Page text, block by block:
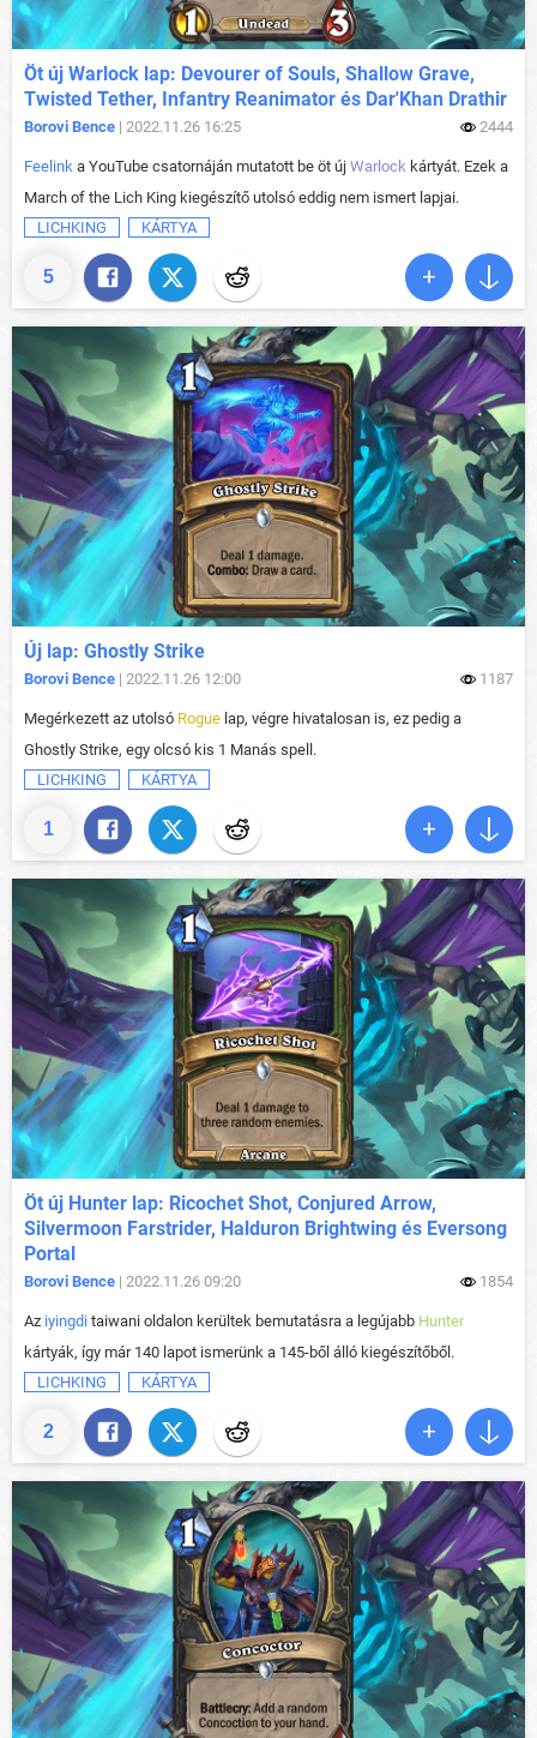
5
Öt új Warlock lap: Devourer of Souls, Shallow Grave,
Twisted Tether, Infantry Reanimator és Dar'Khan Drathir
Borovi Bence | 2022.11.26 16:25 2444
Feelink a YouTube csatornáján mutatott be öt új Warlock kártyát. Ezek a
March of the Lich King kiegészítő utolsó eddig nem ismert lapjai.
LICHKING
KÁRTYA
1
Új lap: Ghostly Strike
Borovi Bence | 2022.11.26 12:00 1187
Megérkezett az utolsó Rogue lap, végre hivatalosan is, ez pedig a
Ghostly Strike, egy olcsó kis 1 Manás spell.
LICHKING
KÁRTYA
2
Öt új Hunter lap: Ricochet Shot, Conjured Arrow,
Silvermoon Farstrider, Halduron Brightwing és Eversong
Portal
Borovi Bence | 2022.11.26 09:20 1854
Az iyingdi taiwani oldalon kerültek bemutatásra a legújabb Hunter
kártyák, így már 140 lapot ismerünk a 145-ből álló kiegészítőből.
LICHKING
KÁRTYA